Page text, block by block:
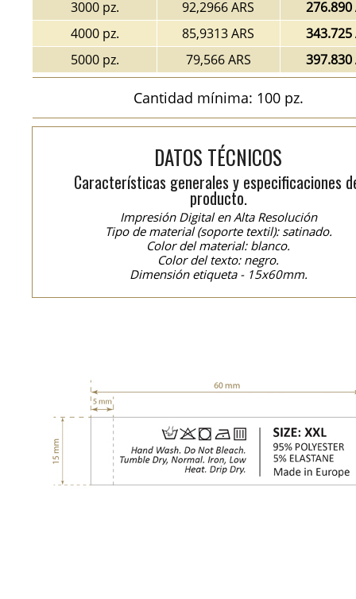
3000 pz.
92,2966 ARS
276.890
4000 pz.
85,9313 ARS
343.725
5000 pz.
79,566 ARS 397.830
Cantidad mínima: 100 pz.
DATOS TÉCNICOS
Características generales y especificaciones
producto.
Impresión Digital en Alta Resolución
Tipo de material (soporte textil): satinado.
Color del material: blanco.
Color del texto: negro.
Dimensión etiqueta - 15x60mm.